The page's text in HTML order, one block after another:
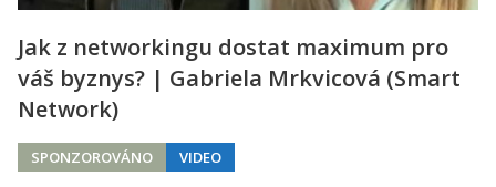
Jak z networkingu dostat maximum pro
váš byznys? | Gabriela Mrkvicová (Smart
Network)
SPONZOROVÁNO VIDEO